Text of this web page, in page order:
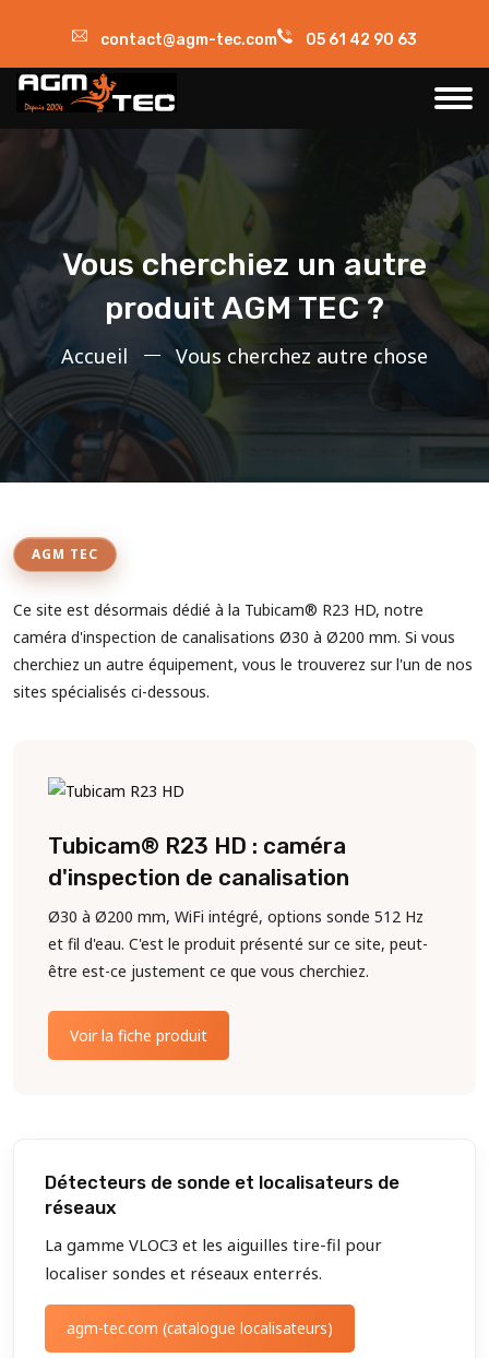
contact@agm-tec.com 05 61 42 90 63
Vous cherchiez un autre
produit AGM TEC ?
Accueil Vous cherchez autre chose
AGM TEC
Ce site est désormais dédié à la Tubicam® R23 HD, notre
caméra d'inspection de canalisations Ø30 à Ø200 mm. Si vous
cherchiez un autre équipement, vous le trouverez sur l'un de nos
sites spécialisés ci-dessous.
Tubicam® R23 HD : caméra
d'inspection de canalisation
Ø30 à Ø200 mm, WiFi intégré, options sonde 512 Hz
et fil d'eau. C'est le produit présenté sur ce site, peut-
être est-ce justement ce que vous cherchiez.
Voir la fiche produit
Détecteurs de sonde et localisateurs de
réseaux
La gamme VLOC3 et les aiguilles tire-fil pour
localiser sondes et réseaux enterrés.
agm-tec.com (catalogue localisateurs)